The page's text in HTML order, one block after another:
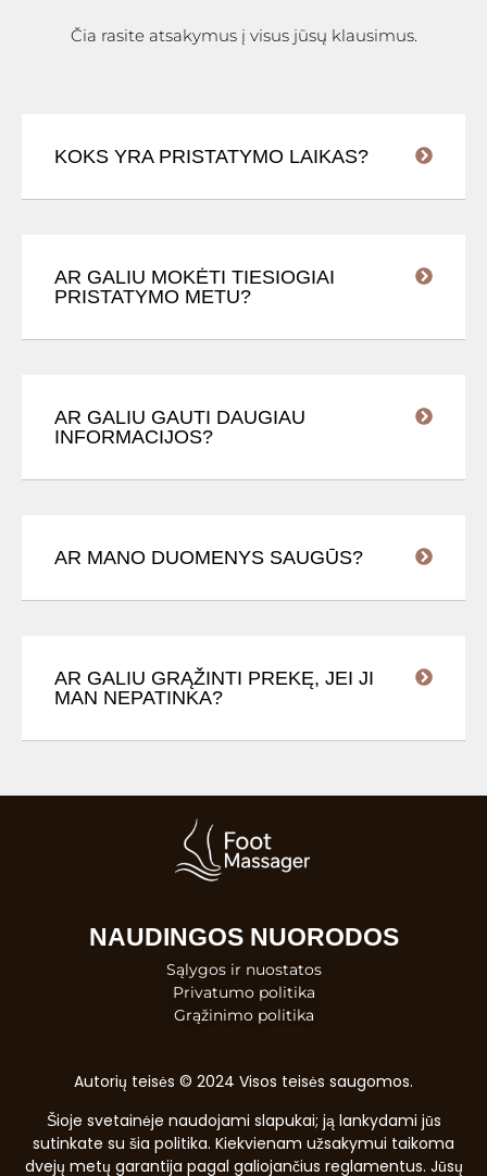
Čia rasite atsakymus į visus jūsų klausimus.
KOKS YRA PRISTATYMO LAIKAS?
AR GALIU MOKĖTI TIESIOGIAI
PRISTATYMO METU?
AR GALIU GAUTI DAUGIAU
INFORMACIJOS?
AR MANO DUOMENYS SAUGŪS?
AR GALIU GRĄŽINTI PREKĘ, JEI JI
MAN NEPATINKA?
NAUDINGOS NUORODOS
Sąlygos ir nuostatos
Privatumo politika
Grąžinimo politika
Autorių teisės © 2024 Visos teisės saugomos.
Šioje svetainėje naudojami slapukai; ją lankydami jūs
sutinkate su šia politika. Kiekvienam užsakymui taikoma
dvejų metų garantija pagal galiojančius reglamentus. Jūsų